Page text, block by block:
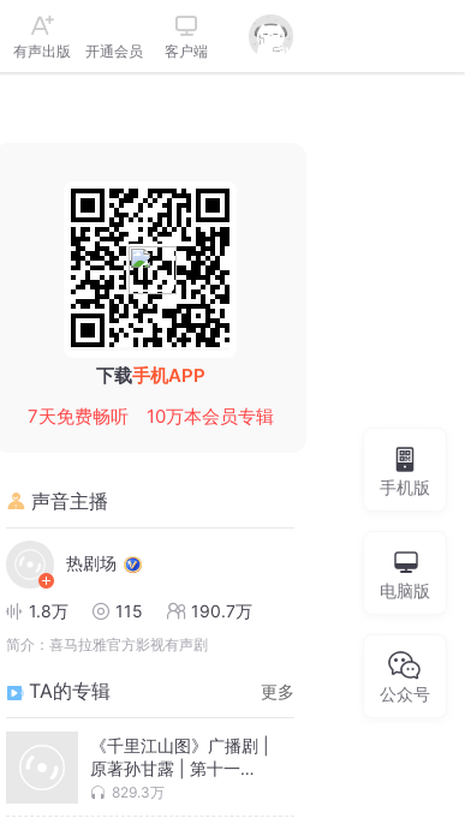
有声出版 开通会员 客户端
下载手机APP
7天免费畅听
10万本会员专辑
声音主播
热剧场
1.8万 115 190.7万
简介： 喜马拉雅官方影视有声剧
TA的专辑 更多
《千里江山图》广播剧 |
原著孙甘露 | 第十一届
茅盾文学奖获奖作品 |
829.3万
手机版
电脑版
公众号